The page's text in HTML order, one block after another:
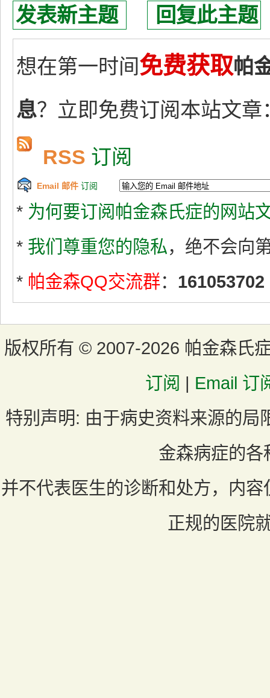
发表新主题 回复此主题
想在第一时间免费获取帕
息？立即免费订阅本站文章
RSS 订阅
Email 邮件 订阅
* 为何要订阅帕金森氏症的网站
* 我们尊重您的隐私，绝不会向
* 帕金森QQ交流群： 161053702
版权所有 © 2007-2026 帕金森氏
订阅 | Email 订
特别声明: 由于病史资料来源的局
金森病症的各
并不代表医生的诊断和处方，内
正规的医院